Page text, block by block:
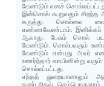
வேண்டும் எனச்
இன்சொல் கூறுவதும் சிறந்த
கருத்து. சொல்லை
எண்ணவேண்டாம். இனிக்கப்
ஆகாது. பேசும் சொல்
வேண்டும். சொல்பவரும்
வேண்டும் என்பது அவர்
உணர்ந்தார் வாயினின்று
சொல்லப்பட்டது.
எந்தத் துறையானாலும்
கண்டறிதல்